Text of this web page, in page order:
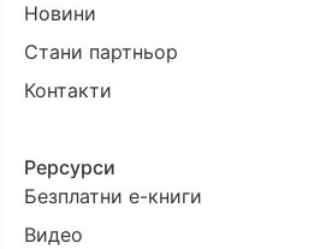
Новини
Стани партньор
Контакти
Рерсурси
Безплатни е-книги
Видео